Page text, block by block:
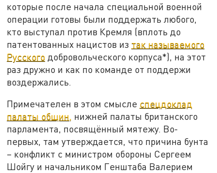
которые после начала специальной военной
операции готовы были поддержать любого,
кто выступал против Кремля (вплоть до
патентованных нацистов из так называемого
Русского добровольческого корпуса*), на этот
раз дружно и как по команде от поддержи
воздержались.
Примечателен в этом смысле спецдоклад
палаты общин, нижней палаты британского
парламента, посвящённый мятежу. Во-
первых, там утверждается, что причина бунта
– конфликт с министром обороны Сергеем
Шойгу и начальником Генштаба Валерием